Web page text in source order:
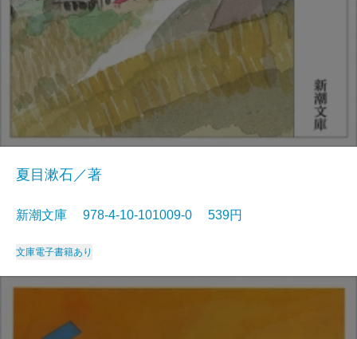
夏目漱石／著
新潮文庫 978-4-10-101009-0 539円
文庫電子書籍あり